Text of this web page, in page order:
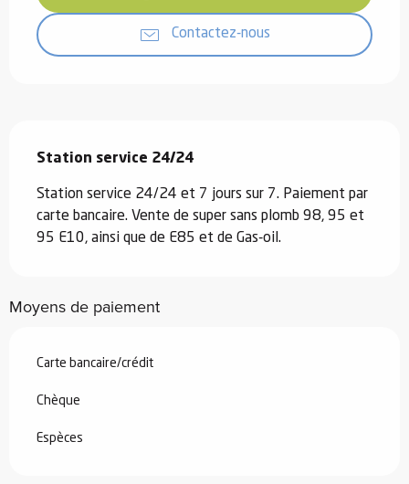
Contactez-nous
Station service 24/24
Station service 24/24 et 7 jours sur 7. Paiement par
carte bancaire. Vente de super sans plomb 98, 95 et
95 E10, ainsi que de E85 et de Gas-oil.
Moyens de paiement
Carte bancaire/crédit
Chèque
Espèces